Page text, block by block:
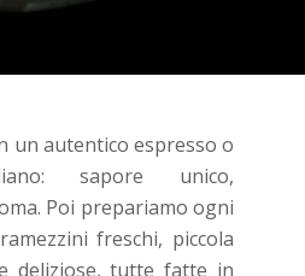
un autentico espresso o
sapore unico,
Poi prepariamo ogni
freschi, piccola
deliziose, tutte fatte in